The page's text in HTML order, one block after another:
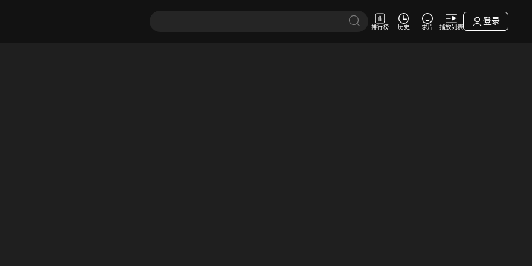
排行榜 历史 求片 播放列表
登录